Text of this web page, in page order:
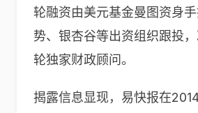
轮融资由美元基金曼图资身
势、银杏谷等出资组织跟投
轮独家财政顾问。
揭露信息显现，易快报在